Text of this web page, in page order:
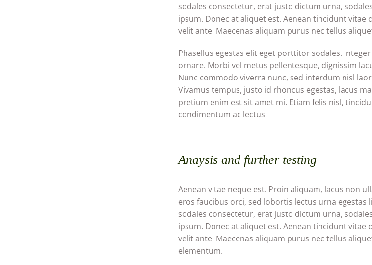
sodales consectetur, erat justo dictum urna,
ipsum. Donec at aliquet est. Aenean tincidunt vitae
velit ante. Maecenas aliquam purus nec tellus
Phasellus egestas elit eget porttitor sodales.
ornare. Morbi vel metus pellentesque, dignissim
Nunc commodo viverra nunc, sed interdum nisl
Vivamus tempus, justo id rhoncus egestas, lacus
pretium enim est sit amet mi. Etiam felis nisl,
condimentum ac lectus.
Anaysis and further testing
Aenean vitae neque est. Proin aliquam, lacus non
eros faucibus orci, sed lobortis lectus urna egestas
sodales consectetur, erat justo dictum urna,
ipsum. Donec at aliquet est. Aenean tincidunt vitae
velit ante. Maecenas aliquam purus nec tellus
elementum.